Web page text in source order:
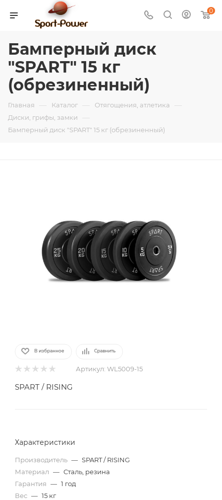
0
Бамперный диск
"SPART" 15 кг
(обрезиненный)
Главная — Каталог — Отягощения, атлетика —
Диски, грифы, замки —
Бамперный диск "SPART" 15 кг (обрезиненный)
В избранное Сравнить
Артикул: WL5009-15
SPART / RISING
Характеристики
Производитель — SPART / RISING
Материал — Сталь, резина
Гарантия — 1 год
Вес — 15 кг